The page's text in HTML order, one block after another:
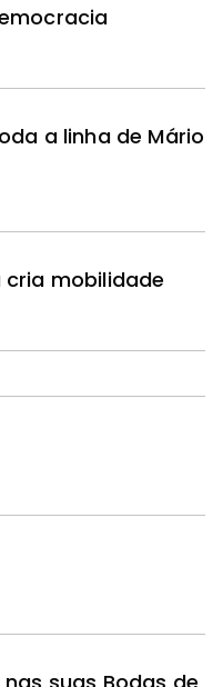
a linha de Mário
mobilidade